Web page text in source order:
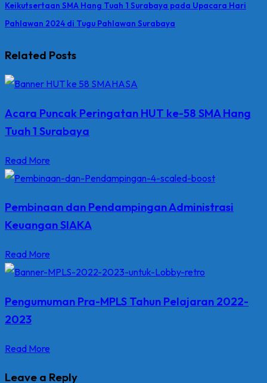
Keikutsertaan SMA Hang Tuah 1 Surabaya pada Upacara Hari
Pahlawan 2024 di Tugu Pahlawan Surabaya
Related Posts
Acara Puncak Peringatan HUT ke-58 SMA Hang
Tuah 1 Surabaya
Read More
Pembinaan dan Pendampingan Administrasi
Keuangan SIAKA
Read More
Pengumuman Pra-MPLS Tahun Pelajaran 2022-
2023
Read More
Leave a Reply